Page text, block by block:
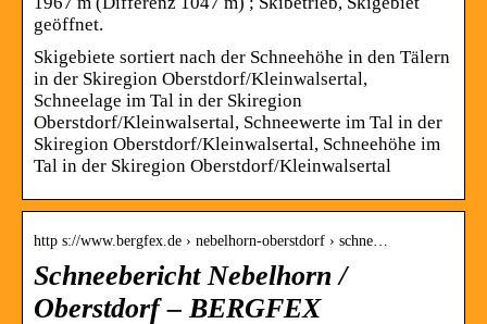
geöffnet.
Skigebiete sortiert nach der Schneehöhe in den Tälern
in der Skiregion Oberstdorf/Kleinwalsertal,
Schneelage im Tal in der Skiregion
Oberstdorf/Kleinwalsertal, Schneewerte im Tal in der
Skiregion Oberstdorf/Kleinwalsertal, Schneehöhe im
Tal in der Skiregion Oberstdorf/Kleinwalsertal
http s://www.bergfex.de › nebelhorn-oberstdorf › schne…
Schneebericht Nebelhorn /
Oberstdorf – BERGFEX